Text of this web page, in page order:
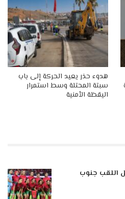
هدوء حذر يعيد الحركة إلى باب
سبتة المحتلة وسط استمرار
اليقظة الأمنية
اللقب جنوب